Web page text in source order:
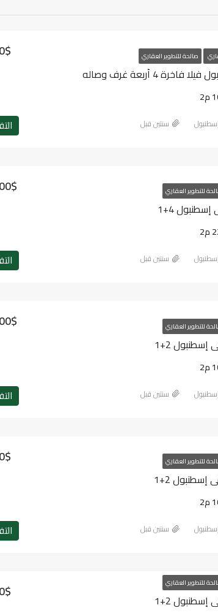
صالحة للتطوير العقاري
4 أربعة غرف وصاله
إسطنبول ‏سنتين قبل
للتطوير العقاري
4+1
إسطنبول ‏سنتين قبل
للتطوير العقاري
2+1
إسطنبول ‏سنتين قبل
للتطوير العقاري
2+1
إسطنبول ‏سنتين قبل
للتطوير العقاري
2+1